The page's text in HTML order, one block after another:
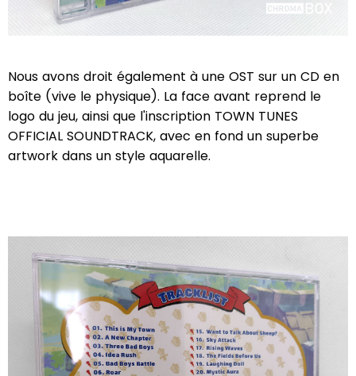
Nous avons droit également à une OST sur un CD en
boîte (vive le physique). La face avant reprend le
logo du jeu, ainsi que l'inscription TOWN TUNES
OFFICIAL SOUNDTRACK, avec en fond un superbe
artwork dans un style aquarelle.